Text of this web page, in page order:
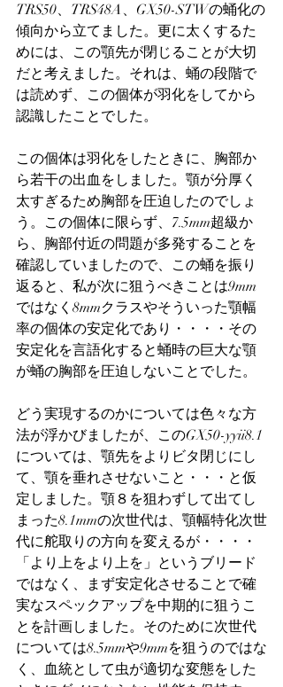
TRS50、TRS48A、GX50-STWの蛹化の
傾向から立てました。更に太くするた
めには、この顎先が閉じることが大切
だと考えました。それは、蛹の段階で
は読めず、この個体が羽化をしてから
認識したことでした。
この個体は羽化をしたときに、胸部か
ら若干の出血をしました。顎が分厚く
太すぎるため胸部を圧迫したのでしょ
う。この個体に限らず、7.5mm超級か
ら、胸部付近の問題が多発することを
確認していましたので、この蛹を振り
返ると、私が次に狙うべきことは9mm
ではなく8mmクラスやそういった顎幅
率の個体の安定化であり・・・・その
安定化を言語化すると蛹時の巨大な顎
が蛹の胸部を圧迫しないことでした。
どう実現するのかについては色々な方
法が浮かびましたが、このGX50-yyii8.1
については、顎先をよりビタ閉じにし
て、顎を垂れさせないこと・・・と仮
定しました。顎８を狙わずして出てし
まった8.1mmの次世代は、顎幅特化次世
代に舵取りの方向を変えるが・・・・
「より上をより上を」というブリード
ではなく、まず安定化させることで確
実なスペックアップを中期的に狙うこ
とを計画しました。そのために次世代
については8.5mmや9mmを狙うのではな
く、血統として虫が適切な変態をした